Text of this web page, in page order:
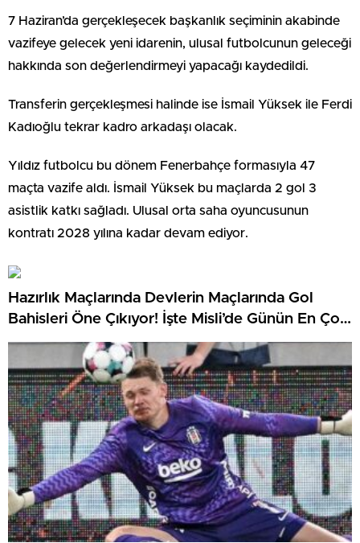
7 Haziran’da gerçekleşecek başkanlık seçiminin akabinde
vazifeye gelecek yeni idarenin, ulusal futbolcunun geleceği
hakkında son değerlendirmeyi yapacağı kaydedildi.
Transferin gerçekleşmesi halinde ise İsmail Yüksek ile Ferdi
Kadıoğlu tekrar kadro arkadaşı olacak.
Yıldız futbolcu bu dönem Fenerbahçe formasıyla 47
maçta vazife aldı. İsmail Yüksek bu maçlarda 2 gol 3
asistlik katkı sağladı. Ulusal orta saha oyuncusunun
kontratı 2028 yılına kadar devam ediyor.
Hazırlık Maçlarında Devlerin Maçlarında Gol
Bahisleri Öne Çıkıyor! İşte Misli’de Günün En Çok
Oynanan Maçları